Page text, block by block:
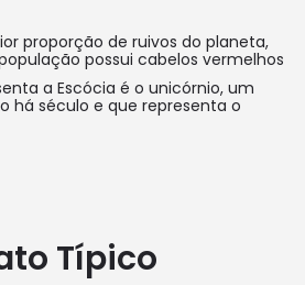
proporção de ruivos do planeta,
possui cabelos vermelhos
a Escócia é o unicórnio, um
há século e que representa o
Típico